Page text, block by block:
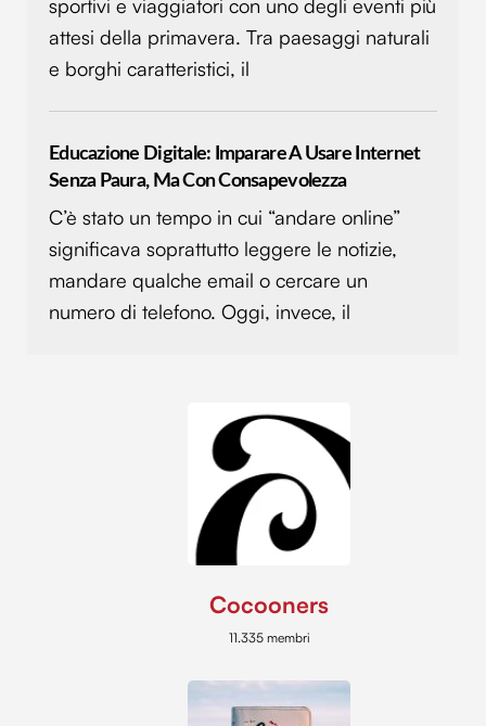
analizzare il nostro traffico. Condividiamo inoltre
informazioni sul modo in cui utilizzi il nostro sito con i
nostri partner che si occupano di analisi dei dati web,
pubblicità e social media, i quali potrebbero combinarle
con altre informazioni che hai fornito loro o che hanno
sportivi e viaggiatori con uno degli eventi più
attesi della primavera. Tra paesaggi naturali
e borghi caratteristici, il
Educazione Digitale: Imparare A Usare Internet
Senza Paura, Ma Con Consapevolezza
C’è stato un tempo in cui “andare online”
significava soprattutto leggere le notizie,
mandare qualche email o cercare un
numero di telefono. Oggi, invece, il
Cocooners
11.335 membri